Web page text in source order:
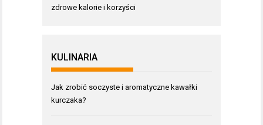
zdrowe kalorie i korzyści
KULINARIA
Jak zrobić soczyste i aromatyczne kawałki
kurczaka?